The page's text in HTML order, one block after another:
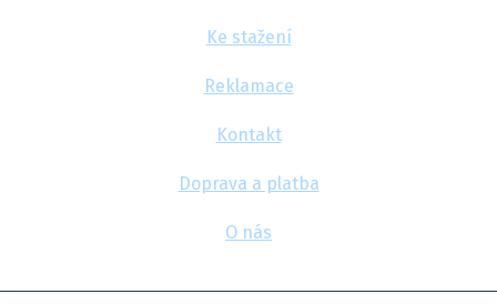
Ke stažení
Reklamace
Kontakt
Doprava a platba
O nás